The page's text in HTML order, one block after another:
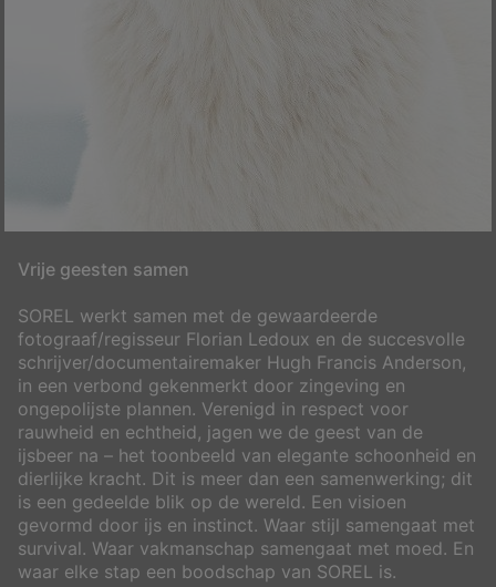
Vrije geesten samen
SOREL werkt samen met de gewaardeerde
fotograaf/regisseur Florian Ledoux en de succesvolle
schrijver/documentairemaker Hugh Francis Anderson,
in een verbond gekenmerkt door zingeving en
ongepolijste plannen. Verenigd in respect voor
rauwheid en echtheid, jagen we de geest van de
ijsbeer na – het toonbeeld van elegante schoonheid en
dierlijke kracht. Dit is meer dan een samenwerking; dit
is een gedeelde blik op de wereld. Een visioen
gevormd door ijs en instinct. Waar stijl samengaat met
survival. Waar vakmanschap samengaat met moed. En
waar elke stap een boodschap van SOREL is.